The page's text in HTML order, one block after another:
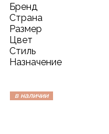
Бренд
Страна
Размер
Цвет
Стиль
Назначение
в наличии